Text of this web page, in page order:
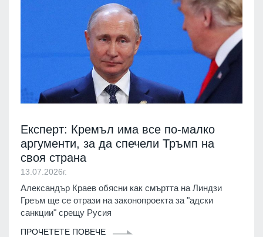
Експерт: Кремъл има все по-малко
аргументи, за да спечели Тръмп на
своя страна
13.07.2026г.
Александър Краев обясни как смъртта на Линдзи
Греъм ще се отрази на законопроекта за "адски
санкции" срещу Русия
ПРОЧЕТЕТЕ ПОВЕЧЕ